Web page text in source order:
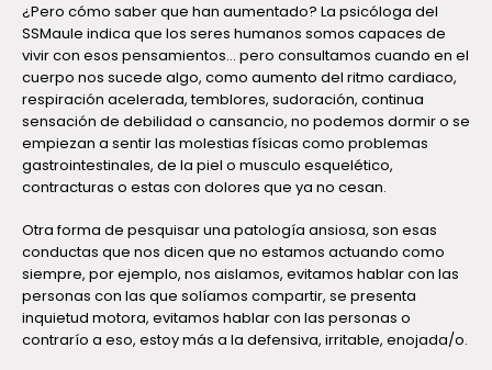
¿Pero cómo saber que han aumentado? La psicóloga del
SSMaule indica que los seres humanos somos capaces de
vivir con esos pensamientos… pero consultamos cuando en el
cuerpo nos sucede algo, como aumento del ritmo cardiaco,
respiración acelerada, temblores, sudoración, continua
sensación de debilidad o cansancio, no podemos dormir o se
empiezan a sentir las molestias físicas como problemas
gastrointestinales, de la piel o musculo esquelético,
contracturas o estas con dolores que ya no cesan.
Otra forma de pesquisar una patología ansiosa, son esas
conductas que nos dicen que no estamos actuando como
siempre, por ejemplo, nos aislamos, evitamos hablar con las
personas con las que solíamos compartir, se presenta
inquietud motora, evitamos hablar con las personas o
contrarío a eso, estoy más a la defensiva, irritable, enojada/o.